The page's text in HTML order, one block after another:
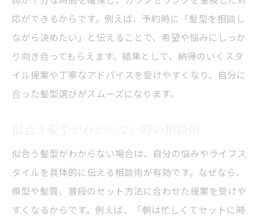
美容院で提案された髪型を納得するには
美容師と一緒に作る自分らしいスタイル
提案力が高い美容院の見極めポイント
初めての美容院でも安心な相談術とは
美容院選びで重視すべき相談対応力
美容師に髪型相談を成功させるポイント
初回でも満足できる美容院の相談術
応ができるからです。例えば、予約時に「髪型を相談し
ながら決めたい」と伝えることで、希望や悩みにしっか
り向き合ってもらえます。結果として、納得のいくスタ
イル提案や丁寧なアドバイスを受けやすくなり、自分に
合った髪型選びがスムーズになります。
似合う髪型がわからない場合は、自分の悩みやライフス
タイルを具体的に伝える相談術が有効です。なぜなら、
顔型や髪質、普段のセット方法に合わせた提案を受けや
すくなるからです。例えば、「朝は忙しくてセットに時